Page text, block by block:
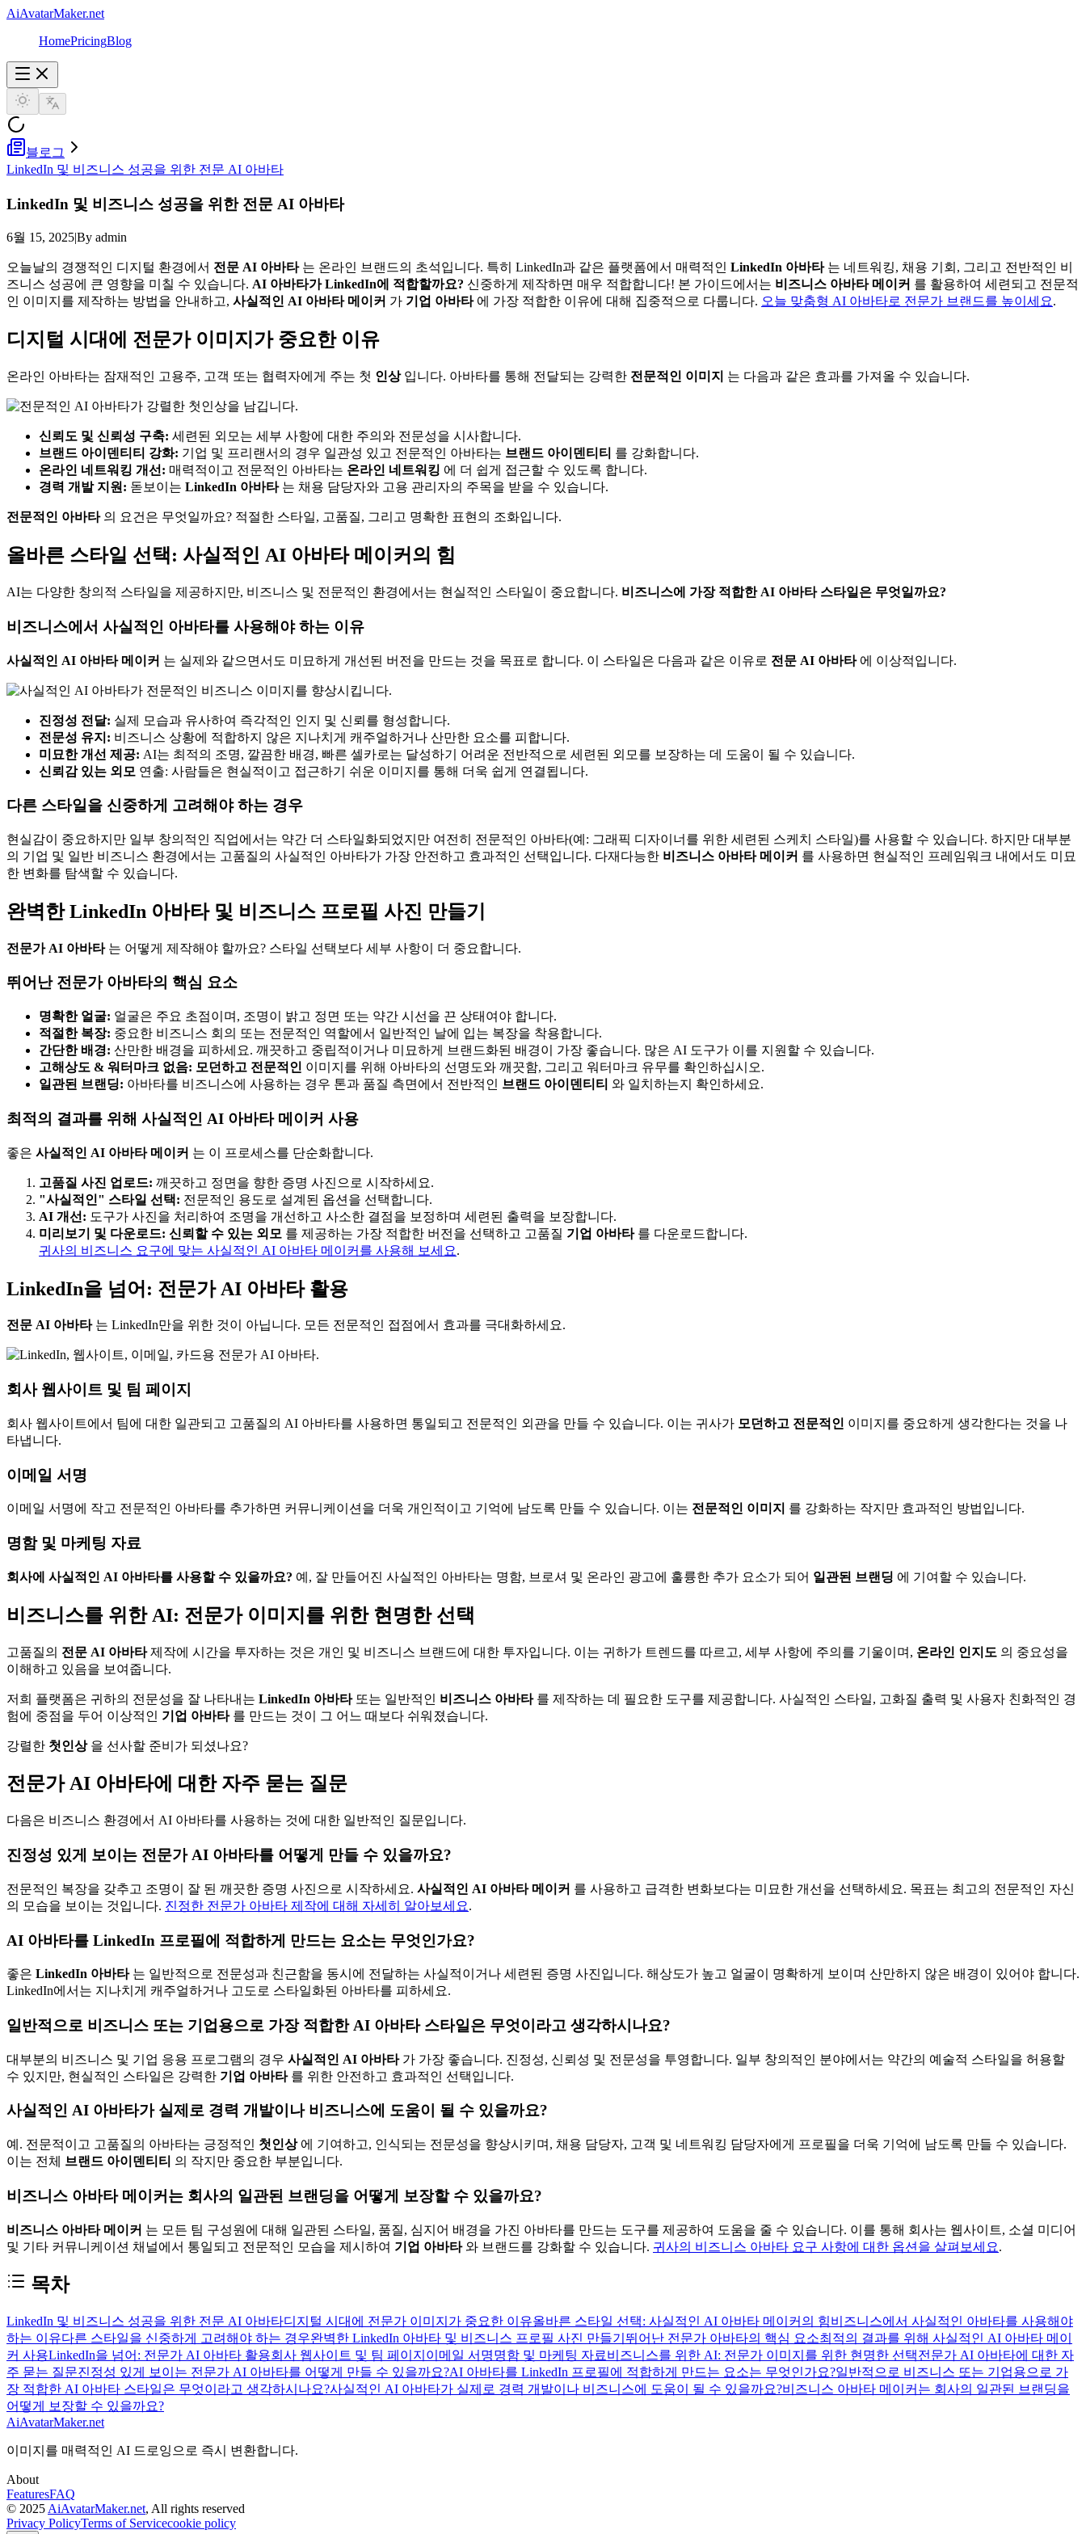
AiAvatarMaker.net
HomePricingBlog
블로그
LinkedIn 및 비즈니스 성공을 위한 전문 AI 아바타
LinkedIn 및 비즈니스 성공을 위한 전문 AI 아바타
6월 15, 2025|By admin
오늘날의 경쟁적인 디지털 환경에서 전문 AI 아바타는 온라인 브랜드의 초석입니다. 특히 LinkedIn과 같은 플랫폼에서 매력적인 LinkedIn 아바타는 네트워킹, 채용 기회, 그리고 전반적인 비
즈니스 성공에 큰 영향을 미칠 수 있습니다. AI 아바타가 LinkedIn에 적합할까요? 신중하게 제작하면 매우 적합합니다! 본 가이드에서는 비즈니스 아바타 메이커 를 활용하여 세련되고 전문적
인 이미지를 제작하는 방법을 안내하고, 사실적인 AI 아바타 메이커 가 기업 아바타에 가장 적합한 이유에 대해 집중적으로 다룹니다. 오늘 맞춤형 AI 아바타로 전문가 브랜드를 높이세요.
디지털 시대에 전문가 이미지가 중요한 이유
온라인 아바타는 잠재적인 고용주, 고객 또는 협력자에게 주는 첫 인상입니다. 아바타를 통해 전달되는 강력한 전문적인 이미지 는 다음과 같은 효과를 가져올 수 있습니다.
신뢰도 및 신뢰성 구축: 세련된 외모는 세부 사항에 대한 주의와 전문성을 시사합니다.
브랜드 아이덴티티 강화: 기업 및 프리랜서의 경우 일관성 있고 전문적인 아바타는 브랜드 아이덴티티 를 강화합니다.
온라인 네트워킹 개선: 매력적이고 전문적인 아바타는 온라인 네트워킹 에 더 쉽게 접근할 수 있도록 합니다.
경력 개발 지원: 돋보이는 LinkedIn 아바타는 채용 담당자와 고용 관리자의 주목을 받을 수 있습니다.
전문적인 아바타의 요건은 무엇일까요? 적절한 스타일, 고품질, 그리고 명확한 표현의 조화입니다.
올바른 스타일 선택: 사실적인 AI 아바타 메이커의 힘
AI는 다양한 창의적 스타일을 제공하지만, 비즈니스 및 전문적인 환경에서는 현실적인 스타일이 중요합니다. 비즈니스에 가장 적합한 AI 아바타 스타일은 무엇일까요?
비즈니스에서 사실적인 아바타를 사용해야 하는 이유
사실적인 AI 아바타 메이커 는 실제와 같으면서도 미묘하게 개선된 버전을 만드는 것을 목표로 합니다. 이 스타일은 다음과 같은 이유로 전문 AI 아바타에 이상적입니다.
진정성 전달: 실제 모습과 유사하여 즉각적인 인지 및 신뢰를 형성합니다.
전문성 유지: 비즈니스 상황에 적합하지 않은 지나치게 캐주얼하거나 산만한 요소를 피합니다.
미묘한 개선 제공: AI는 최적의 조명, 깔끔한 배경, 빠른 셀카로는 달성하기 어려운 전반적으로 세련된 외모를 보장하는 데 도움이 될 수 있습니다.
신뢰감 있는 외모 연출: 사람들은 현실적이고 접근하기 쉬운 이미지를 통해 더욱 쉽게 연결됩니다.
다른 스타일을 신중하게 고려해야 하는 경우
현실감이 중요하지만 일부 창의적인 직업에서는 약간 더 스타일화되었지만 여전히 전문적인 아바타(예: 그래픽 디자이너를 위한 세련된 스케치 스타일)를 사용할 수 있습니다. 하지만 대부분
의 기업 및 일반 비즈니스 환경에서는 고품질의 사실적인 아바타가 가장 안전하고 효과적인 선택입니다. 다재다능한 비즈니스 아바타 메이커 를 사용하면 현실적인 프레임워크 내에서도 미묘
한 변화를 탐색할 수 있습니다.
완벽한 LinkedIn 아바타 및 비즈니스 프로필 사진 만들기
전문가 AI 아바타는 어떻게 제작해야 할까요? 스타일 선택보다 세부 사항이 더 중요합니다.
뛰어난 전문가 아바타의 핵심 요소
명확한 얼굴: 얼굴은 주요 초점이며, 조명이 밝고 정면 또는 약간 시선을 끈 상태여야 합니다.
적절한 복장: 중요한 비즈니스 회의 또는 전문적인 역할에서 일반적인 날에 입는 복장을 착용합니다.
간단한 배경: 산만한 배경을 피하세요. 깨끗하고 중립적이거나 미묘하게 브랜드화된 배경이 가장 좋습니다. 많은 AI 도구가 이를 지원할 수 있습니다.
고해상도 & 워터마크 없음: 모던하고 전문적인 이미지를 위해 아바타의 선명도와 깨끗함, 그리고 워터마크 유무를 확인하십시오.
일관된 브랜딩: 아바타를 비즈니스에 사용하는 경우 톤과 품질 측면에서 전반적인 브랜드 아이덴티티 와 일치하는지 확인하세요.
최적의 결과를 위해 사실적인 AI 아바타 메이커 사용
좋은 사실적인 AI 아바타 메이커 는 이 프로세스를 단순화합니다.
고품질 사진 업로드: 깨끗하고 정면을 향한 증명 사진으로 시작하세요.
"사실적인" 스타일 선택: 전문적인 용도로 설계된 옵션을 선택합니다.
AI 개선: 도구가 사진을 처리하여 조명을 개선하고 사소한 결점을 보정하며 세련된 출력을 보장합니다.
미리보기 및 다운로드: 신뢰할 수 있는 외모 를 제공하는 가장 적합한 버전을 선택하고 고품질 기업 아바타를 다운로드합니다.
귀사의 비즈니스 요구에 맞는 사실적인 AI 아바타 메이커를 사용해 보세요.
LinkedIn을 넘어: 전문가 AI 아바타 활용
전문 AI 아바타는 LinkedIn만을 위한 것이 아닙니다. 모든 전문적인 접점에서 효과를 극대화하세요.
회사 웹사이트 및 팀 페이지
회사 웹사이트에서 팀에 대한 일관되고 고품질의 AI 아바타를 사용하면 통일되고 전문적인 외관을 만들 수 있습니다. 이는 귀사가 모던하고 전문적인 이미지를 중요하게 생각한다는 것을 나
타냅니다.
이메일 서명
이메일 서명에 작고 전문적인 아바타를 추가하면 커뮤니케이션을 더욱 개인적이고 기억에 남도록 만들 수 있습니다. 이는 전문적인 이미지 를 강화하는 작지만 효과적인 방법입니다.
명함 및 마케팅 자료
회사에 사실적인 AI 아바타를 사용할 수 있을까요? 예, 잘 만들어진 사실적인 아바타는 명함, 브로셔 및 온라인 광고에 훌륭한 추가 요소가 되어 일관된 브랜딩 에 기여할 수 있습니다.
비즈니스를 위한 AI: 전문가 이미지를 위한 현명한 선택
고품질의 전문 AI 아바타제작에 시간을 투자하는 것은 개인 및 비즈니스 브랜드에 대한 투자입니다. 이는 귀하가 트렌드를 따르고, 세부 사항에 주의를 기울이며, 온라인 인지도 의 중요성을
이해하고 있음을 보여줍니다.
저희 플랫폼은 귀하의 전문성을 잘 나타내는 LinkedIn 아바타또는 일반적인 비즈니스 아바타를 제작하는 데 필요한 도구를 제공합니다. 사실적인 스타일, 고화질 출력 및 사용자 친화적인 경
험에 중점을 두어 이상적인 기업 아바타를 만드는 것이 그 어느 때보다 쉬워졌습니다.
강렬한 첫인상을 선사할 준비가 되셨나요?
전문가 AI 아바타에 대한 자주 묻는 질문
다음은 비즈니스 환경에서 AI 아바타를 사용하는 것에 대한 일반적인 질문입니다.
진정성 있게 보이는 전문가 AI 아바타를 어떻게 만들 수 있을까요?
전문적인 복장을 갖추고 조명이 잘 된 깨끗한 증명 사진으로 시작하세요. 사실적인 AI 아바타 메이커 를 사용하고 급격한 변화보다는 미묘한 개선을 선택하세요. 목표는 최고의 전문적인 자신
의 모습을 보이는 것입니다. 진정한 전문가 아바타 제작에 대해 자세히 알아보세요.
AI 아바타를 LinkedIn 프로필에 적합하게 만드는 요소는 무엇인가요?
좋은 LinkedIn 아바타는 일반적으로 전문성과 친근함을 동시에 전달하는 사실적이거나 세련된 증명 사진입니다. 해상도가 높고 얼굴이 명확하게 보이며 산만하지 않은 배경이 있어야 합니다.
LinkedIn에서는 지나치게 캐주얼하거나 고도로 스타일화된 아바타를 피하세요.
일반적으로 비즈니스 또는 기업용으로 가장 적합한 AI 아바타 스타일은 무엇이라고 생각하시나요?
대부분의 비즈니스 및 기업 응용 프로그램의 경우 사실적인 AI 아바타가 가장 좋습니다. 진정성, 신뢰성 및 전문성을 투영합니다. 일부 창의적인 분야에서는 약간의 예술적 스타일을 허용할
수 있지만, 현실적인 스타일은 강력한 기업 아바타를 위한 안전하고 효과적인 선택입니다.
사실적인 AI 아바타가 실제로 경력 개발이나 비즈니스에 도움이 될 수 있을까요?
예. 전문적이고 고품질의 아바타는 긍정적인 첫인상에 기여하고, 인식되는 전문성을 향상시키며, 채용 담당자, 고객 및 네트워킹 담당자에게 프로필을 더욱 기억에 남도록 만들 수 있습니다.
이는 전체 브랜드 아이덴티티 의 작지만 중요한 부분입니다.
비즈니스 아바타 메이커는 회사의 일관된 브랜딩을 어떻게 보장할 수 있을까요?
비즈니스 아바타 메이커 는 모든 팀 구성원에 대해 일관된 스타일, 품질, 심지어 배경을 가진 아바타를 만드는 도구를 제공하여 도움을 줄 수 있습니다. 이를 통해 회사는 웹사이트, 소셜 미디어
및 기타 커뮤니케이션 채널에서 통일되고 전문적인 모습을 제시하여 기업 아바타와 브랜드를 강화할 수 있습니다. 귀사의 비즈니스 아바타 요구 사항에 대한 옵션을 살펴보세요.
목차
LinkedIn 및 비즈니스 성공을 위한 전문 AI 아바타디지털 시대에 전문가 이미지가 중요한 이유올바른 스타일 선택: 사실적인 AI 아바타 메이커의 힘비즈니스에서 사실적인 아바타를 사용해야
하는 이유다른 스타일을 신중하게 고려해야 하는 경우완벽한 LinkedIn 아바타 및 비즈니스 프로필 사진 만들기 뛰어난 전문가 아바타의 핵심 요소최적의 결과를 위해 사실적인 AI 아바타 메이
커 사용LinkedIn을 넘어: 전문가 AI 아바타 활용회사 웹사이트 및 팀 페이지 이메일 서명명함 및 마케팅 자료비즈니스를 위한 AI: 전문가 이미지를 위한 현명한 선택전문가 AI 아바타에 대한 자
주 묻는 질문진정성 있게 보이는 전문가 AI 아바타를 어떻게 만들 수 있을까요?AI 아바타를 LinkedIn 프로필에 적합하게 만드는 요소는 무엇인가요?일반적으로 비즈니스 또는 기업용으로 가
장 적합한 AI 아바타 스타일은 무엇이라고 생각하시나요?사실적인 AI 아바타가 실제로 경력 개발이나 비즈니스에 도움이 될 수 있을까요?비즈니스 아바타 메이커는 회사의 일관된 브랜딩을
어떻게 보장할 수 있을까요?
AiAvatarMaker.net
이미지를 매력적인 AI 드로잉으로 즉시 변환합니다.
About
FeaturesFAQ
© 2025 AiAvatarMaker.net, All rights reserved
Privacy PolicyTerms of Servicecookie policy